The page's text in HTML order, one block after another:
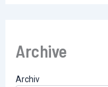
Archive
Archiv